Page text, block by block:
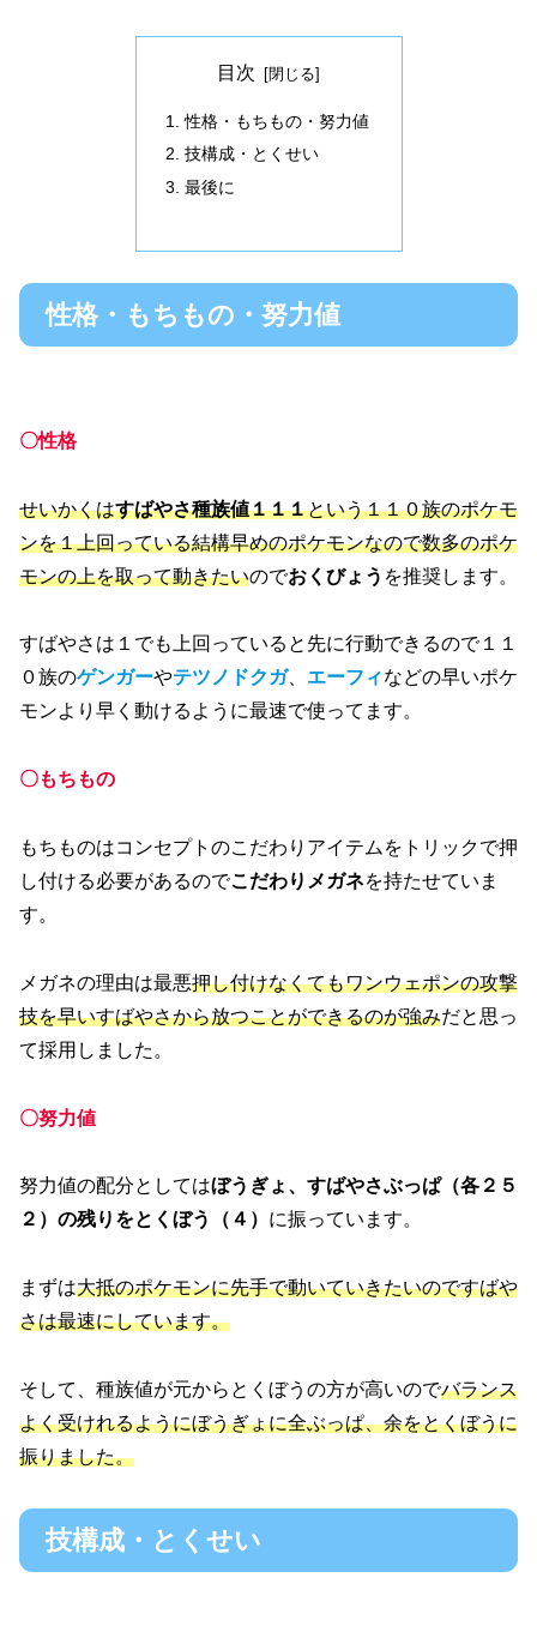
目次
性格・もちもの・努力値
技構成・とくせい
最後に
性格・もちもの・努力値
〇性格
せいかくはすばやさ種族値１１１という１１０族のポケモ
ンを１上回っている結構早めのポケモンなので数多のポケ
モンの上を取って動きたいのでおくびょう を推奨します。
すばやさは１でも上回っていると先に行動できるので１１
０族のゲンガーやテツノドクガ、 エーフィなどの早いポケ
モンより早く動けるように最速で使ってます。
〇もちもの
もちものはコンセプトのこだわりアイテムをトリックで押
し付ける必要があるのでこだわりメガネを持たせていま
す。
メガネの理由は最悪押し付けなくてもワンウェポンの攻撃
技を早いすばやさから放つことができるのが強みだと思っ
て採用しました。
〇努力値
努力値の配分としてはぼうぎょ、すばやさぶっぱ（各２５
２）の残りをとくぼう（４） に振っています。
まずは大抵のポケモンに先手で動いていきたいのですばや
さは最速にしています。
そして、種族値が元からとくぼうの方が高いのでバランス
よく受けれるようにぼうぎょに全ぶっぱ、余をとくぼうに
振りました。
技構成・とくせい